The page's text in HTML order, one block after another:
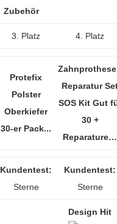
Zubehör
3. Platz 4. Platz
Protefix
Polster
Oberkiefer
30-er Pack...
Reparatur
SOS Kit Gut
30 +
Reparature…
Kundentest:
Sterne
Kundentest:
Sterne
Design Hit